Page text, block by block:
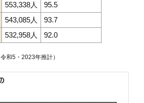
553,338人
95.5
543,085人
93.7
532,958人 92.0
令和5・2023年推計）